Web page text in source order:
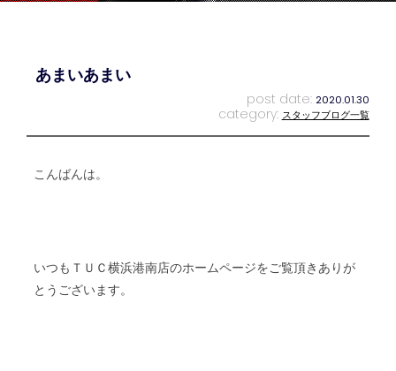
あまいあまい
post date: 2020.01.30
category: スタッフブログ一覧
こんばんは。
いつもＴＵＣ横浜港南店のホームページをご覧頂きありが
とうございます。